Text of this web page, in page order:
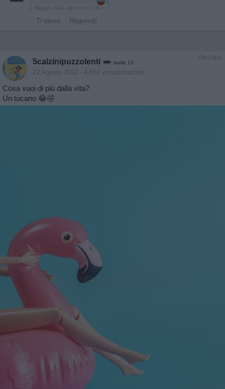
1
· Ti stimo · Rispondi
Vaccata
5calzinipuzzolenti livello 13
22 Agosto 2022 - 4.654 visualizzazioni
Cosa vuoi di più dalla vita?
Un tucano 😂🤣